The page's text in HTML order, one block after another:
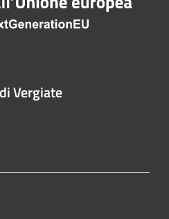
Vergiate